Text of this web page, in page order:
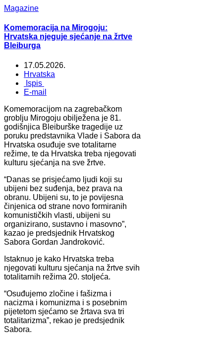
Magazine
Komemoracija na Mirogoju:
Hrvatska njeguje sjećanje na žrtve
Bleiburga
17.05.2026.
Hrvatska
Ispis
E-mail
Komemoracijom na zagrebačkom
groblju Mirogoju obilježena je 81.
godišnjica Bleiburške tragedije uz
poruku predstavnika Vlade i Sabora da
Hrvatska osuđuje sve totalitarne
režime, te da Hrvatska treba njegovati
kulturu sjećanja na sve žrtve.
“Danas se prisjećamo ljudi koji su
ubijeni bez suđenja, bez prava na
obranu. Ubijeni su, to je povijesna
činjenica od strane novo formiranih
komunističkih vlasti, ubijeni su
organizirano, sustavno i masovno”,
kazao je predsjednik Hrvatskog
Sabora Gordan Jandroković.
Istaknuo je kako Hrvatska treba
njegovati kulturu sjećanja na žrtve svih
totalitarnih režima 20. stoljeća.
“Osuđujemo zločine i fašizma i
nacizma i komunizma i s posebnim
pijetetom sjećamo se žrtava sva tri
totalitarizma”, rekao je predsjednik
Sabora.